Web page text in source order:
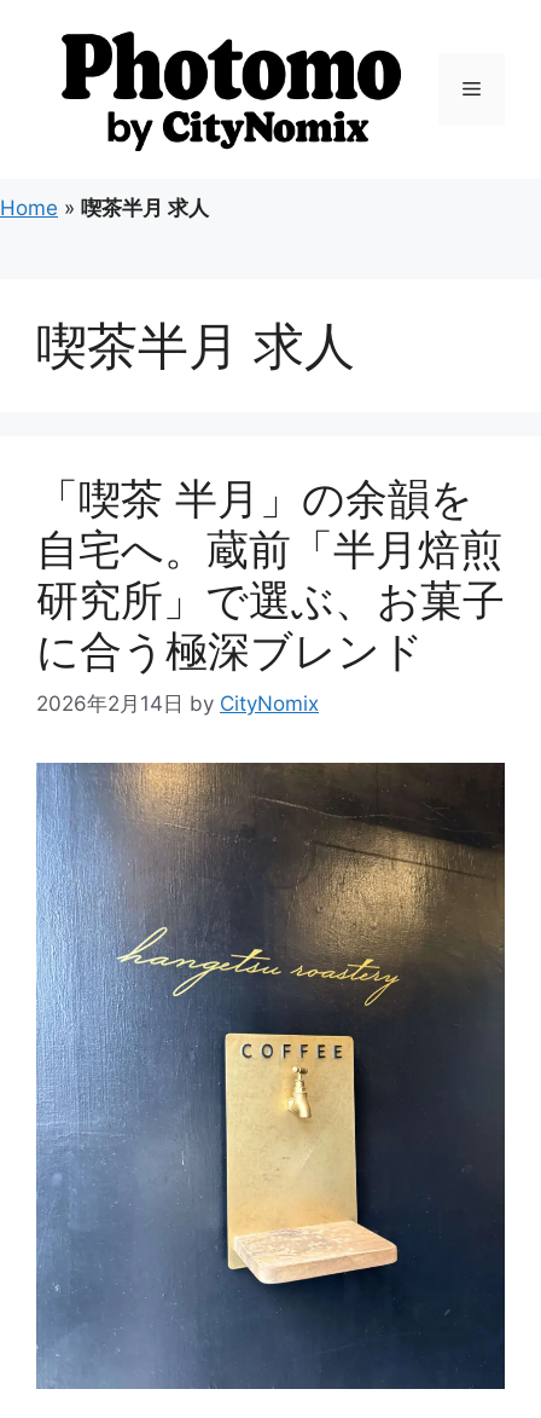
ス
キ
メ
Home » 喫茶半月 求人
喫茶半月 求人
「喫茶 半月」の余韻を
自宅へ。蔵前「半月焙煎
研究所」で選ぶ、お菓子
に合う極深ブレンド
2026年2月14日 by CityNomix